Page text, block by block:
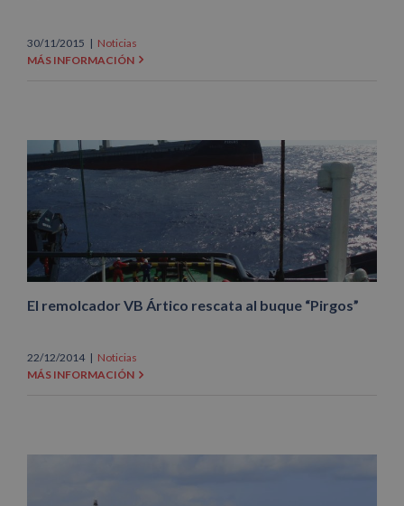
30/11/2015 | Noticias
MÁS INFORMACIÓN
El remolcador VB Ártico rescata al buque “Pirgos”
22/12/2014 | Noticias
MÁS INFORMACIÓN